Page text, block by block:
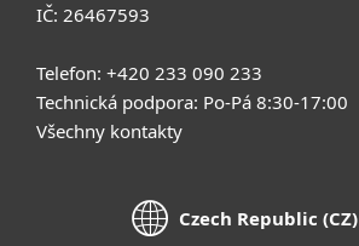
IČ: 26467593
Telefon: +420 233 090 233
Technická podpora: Po-Pá 8:30-17:00
Všechny kontakty
Czech Republic (CZ)